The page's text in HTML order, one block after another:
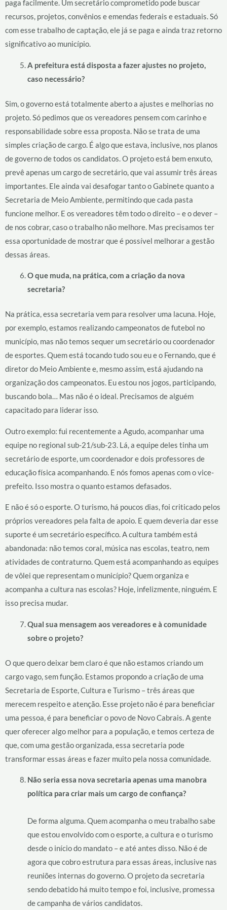
paga facilmente. Um secretário comprometido pode buscar
recursos, projetos, convênios e emendas federais e estaduais. Só
com esse trabalho de captação, ele já se paga e ainda traz retorno
significativo ao município.
A prefeitura está disposta a fazer ajustes no projeto,
caso necessário?
Sim, o governo está totalmente aberto a ajustes e melhorias no
projeto. Só pedimos que os vereadores pensem com carinho e
responsabilidade sobre essa proposta. Não se trata de uma
simples criação de cargo. É algo que estava, inclusive, nos planos
de governo de todos os candidatos. O projeto está bem enxuto,
prevê apenas um cargo de secretário, que vai assumir três áreas
importantes. Ele ainda vai desafogar tanto o Gabinete quanto a
Secretaria de Meio Ambiente, permitindo que cada pasta
funcione melhor. E os vereadores têm todo o direito – e o dever –
de nos cobrar, caso o trabalho não melhore. Mas precisamos ter
essa oportunidade de mostrar que é possível melhorar a gestão
dessas áreas.
O que muda, na prática, com a criação da nova
secretaria?
Na prática, essa secretaria vem para resolver uma lacuna. Hoje,
por exemplo, estamos realizando campeonatos de futebol no
município, mas não temos sequer um secretário ou coordenador
de esportes. Quem está tocando tudo sou eu e o Fernando, que é
diretor do Meio Ambiente e, mesmo assim, está ajudando na
organização dos campeonatos. Eu estou nos jogos, participando,
buscando bola… Mas não é o ideal. Precisamos de alguém
capacitado para liderar isso.
Outro exemplo: fui recentemente a Agudo, acompanhar uma
equipe no regional sub-21/sub-23. Lá, a equipe deles tinha um
secretário de esporte, um coordenador e dois professores de
educação física acompanhando. E nós fomos apenas com o vice-
prefeito. Isso mostra o quanto estamos defasados.
E não é só o esporte. O turismo, há poucos dias, foi criticado pelos
próprios vereadores pela falta de apoio. E quem deveria dar esse
suporte é um secretário específico. A cultura também está
abandonada: não temos coral, música nas escolas, teatro, nem
atividades de contraturno. Quem está acompanhando as equipes
de vôlei que representam o município? Quem organiza e
acompanha a cultura nas escolas? Hoje, infelizmente, ninguém. E
isso precisa mudar.
Qual sua mensagem aos vereadores e à comunidade
sobre o projeto?
O que quero deixar bem claro é que não estamos criando um
cargo vago, sem função. Estamos propondo a criação de uma
Secretaria de Esporte, Cultura e Turismo – três áreas que
merecem respeito e atenção. Esse projeto não é para beneficiar
uma pessoa, é para beneficiar o povo de Novo Cabrais. A gente
quer oferecer algo melhor para a população, e temos certeza de
que, com uma gestão organizada, essa secretaria pode
transformar essas áreas e fazer muito pela nossa comunidade.
Não seria essa nova secretaria apenas uma manobra
política para criar mais um cargo de confiança?
De forma alguma. Quem acompanha o meu trabalho sabe
que estou envolvido com o esporte, a cultura e o turismo
desde o início do mandato – e até antes disso. Não é de
agora que cobro estrutura para essas áreas, inclusive nas
reuniões internas do governo. O projeto da secretaria
sendo debatido há muito tempo e foi, inclusive, promessa
de campanha de vários candidatos.